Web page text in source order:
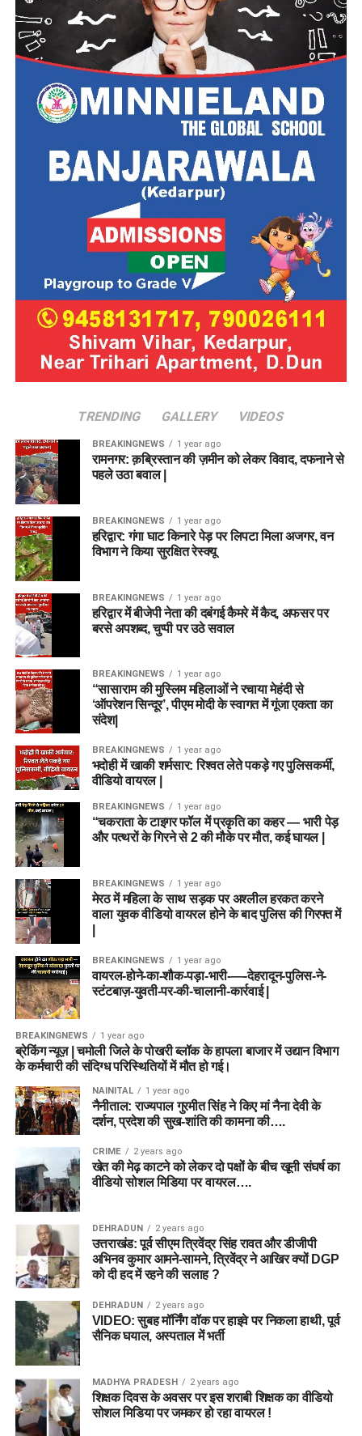
TRENDING GALLERY VIDEOS
BREAKINGNEWS 1 year ago
रामनगर: क़ब्रिस्तान की ज़मीन को लेकर विवाद, दफनाने से
पहले उठा बवाल |
BREAKINGNEWS 1 year ago
हरिद्वार: गंगा घाट किनारे पेड़ पर लिपटा मिला अजगर, वन
विभाग ने किया सुरक्षित रेस्क्यू
BREAKINGNEWS 1 year ago
हरिद्वार में बीजेपी नेता की दबंगई कैमरे में कैद, अफसर पर
बरसे अपशब्द, चुप्पी पर उठे सवाल
BREAKINGNEWS 1 year ago
“सासाराम की मुस्लिम महिलाओं ने रचाया मेहंदी से
‘ऑपरेशन सिन्दूर’, पीएम मोदी के स्वागत में गूंजा एकता का
संदेश|
BREAKINGNEWS 1 year ago
भदोही में खाकी शर्मसार: रिश्वत लेते पकड़े गए पुलिसकर्मी,
वीडियो वायरल |
BREAKINGNEWS 1 year ago
“चकराता के टाइगर फॉल में प्रकृति का कहर — भारी पेड़
और पत्थरों के गिरने से 2 की मौके पर मौत, कई घायल |
BREAKINGNEWS 1 year ago
मेरठ में महिला के साथ सड़क पर अश्लील हरकत करने
वाला युवक वीडियो वायरल होने के बाद पुलिस की गिरफ्त में
BREAKINGNEWS 1 year ago
वायरल-होने-का-शौक-पड़ा-भारी-—-देहरादून-पुलिस-ने-
स्टंटबाज़-युवती-पर-की-चालानी-कार्रवाई |
BREAKINGNEWS 1 year ago
ब्रेकिंग न्यूज़ | चमोली जिले के पोखरी ब्लॉक के हापला बाजार में उद्यान विभाग
के कर्मचारी की संदिग्ध परिस्थितियों में मौत हो गई।
NAINITAL 1 year ago
नैनीताल: राज्यपाल गुरमीत सिंह ने किए मां नैना देवी के
दर्शन, प्रदेश की सुख-शांति की कामना की….
CRIME 2 years ago
खेत की मेढ़ काटने को लेकर दो पक्षों के बीच खूनी संघर्ष का
वीडियो सोशल मिडिया पर वायरल….
DEHRADUN 2 years ago
उत्तराखंड: पूर्व सीएम त्रिवेंद्र सिंह रावत और डीजीपी
अभिनव कुमार आमने-सामने, त्रिवेंद्र ने आखिर क्यों DGP
को दी हद में रहने की सलाह ?
DEHRADUN 2 years ago
VIDEO: सुबह मॉर्निंग वॉक पर हाइवे पर निकला हाथी, पूर्व
सैनिक घयाल, अस्पताल में भर्ती
MADHYA PRADESH 2 years ago
शिक्षक दिवस के अवसर पर इस शराबी शिक्षक का वीडियो
सोशल मिडिया पर जमकर हो रहा वायरल !